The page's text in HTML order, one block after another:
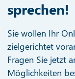
sprechen!
Sie wollen Ihr
zielgerichtet
Fragen Sie jetzt
Möglichkeiten